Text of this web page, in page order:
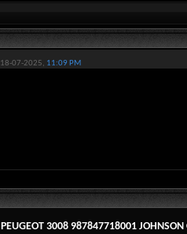
18-07-2025, 11:09 PM
PEUGEOT 3008 987847718001 JOHNSON